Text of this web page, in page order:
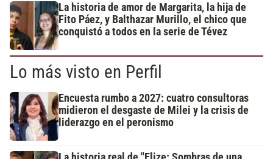
La historia de amor de Margarita, la hija de
Fito Páez, y Balthazar Murillo, el chico que
conquistó a todos en la serie de Tévez
Lo más visto en Perfil
Encuesta rumbo a 2027: cuatro consultoras
midieron el desgaste de Milei y la crisis de
liderazgo en el peronismo